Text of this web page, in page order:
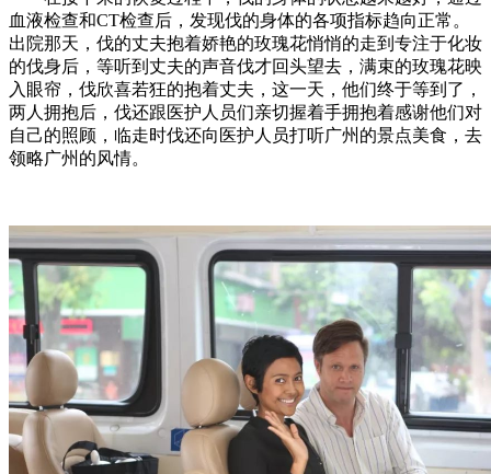
血液检查和CT检查后，发现伐的身体的各项指标趋向正常。
出院那天，伐的丈夫抱着娇艳的玫瑰花悄悄的走到专注于化妆
的伐身后，等听到丈夫的声音伐才回头望去，满束的玫瑰花映
入眼帘，伐欣喜若狂的抱着丈夫，这一天，他们终于等到了，
两人拥抱后，伐还跟医护人员们亲切握着手拥抱着感谢他们对
自己的照顾，临走时伐还向医护人员打听广州的景点美食，去
领略广州的风情。